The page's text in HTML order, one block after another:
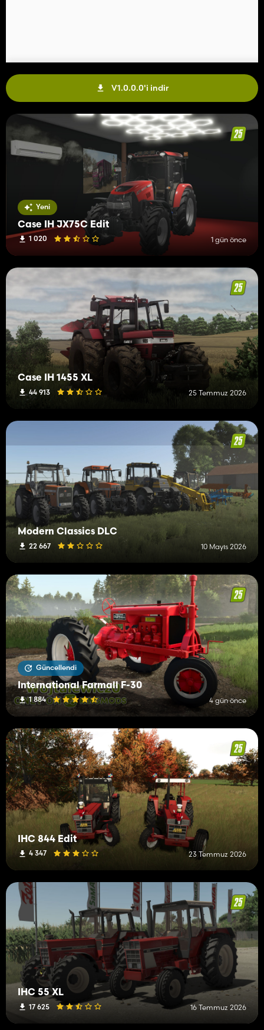
V1.0.0.0'i indir
Yeni
Case IH JX75C Edit
1 020 1 gün önce
Case IH 1455 XL
44 913 25 Temmuz 2026
Modern Classics DLC
22 667 10 Mayıs 2026
Güncellendi
International Farmall F-30
1 884 4 gün önce
IHC 844 Edit
4 347 23 Temmuz 2026
IHC 55 XL
17 625 16 Temmuz 2026